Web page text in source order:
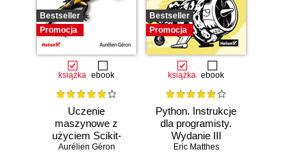
Bestseller
Promocja
książka ebook
Uczenie
maszynowe z
użyciem Scikit-
Learn, Keras i
Aurélien Géron
Bestseller
Promocja
książka ebook
Python. Instrukcje
dla programisty.
Wydanie III
Eric Matthes